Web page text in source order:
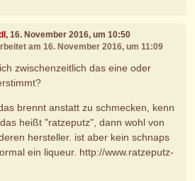
, 16. November 2016, um 10:50
am 16. November 2016, um 11:09
zwischenzeitlich das eine oder
brennt anstatt zu schmecken, kenn
heißt "ratzeputz", dann wohl von
hersteller. ist aber kein schnaps
ein liqueur. http://www.ratzeputz-